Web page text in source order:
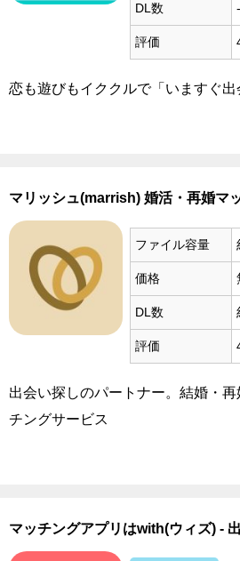
DL数 -
評価
恋も遊びもイククルで「いますぐ出
マリッシュ(marrish) 婚活・再婚マ
ファイル容量
価格
DL数
評価
出会い探しのパートナー。結婚・
チングサービス
マッチングアプリはwith(ウィズ) -